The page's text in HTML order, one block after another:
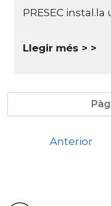
PRESEC
Llegir més >
Anterior